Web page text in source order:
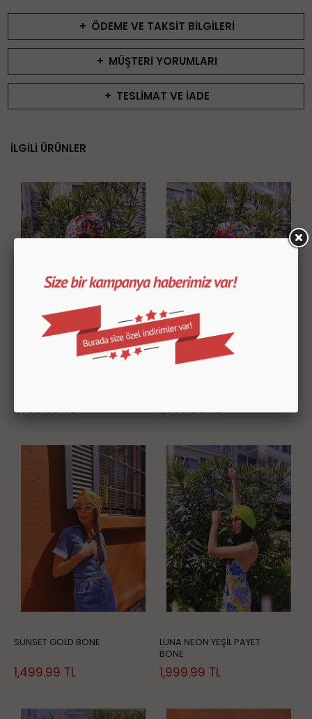
+ ÖDEME VE TAKSİT BİLGİLERİ
+ MÜŞTERİ YORUMLARI
+ TESLİMAT VE İADE
İLGİLİ ÜRÜNLER
1,000.00TL 1,999.99TL
SUNSET GOLD BONE
1,499.99 TL
LUNA NEON YEŞİL PAYET
BONE
1,999.99 TL